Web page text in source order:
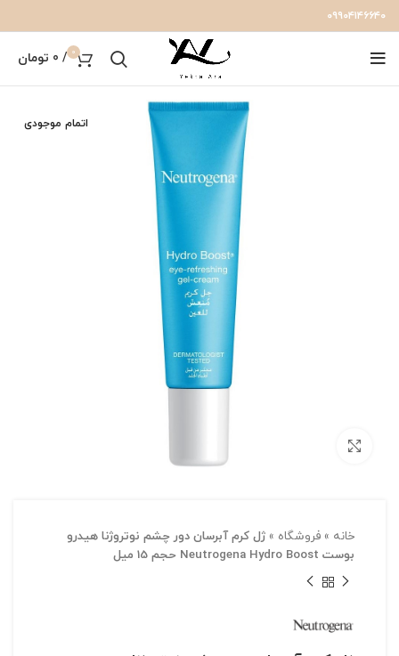
۰۹۹۰۴۱۴۶۶۴۰
0
/
0 تومان
اتمام موجودی
خانه » فروشگاه » ژل کرم آبرسان دور چشم نوتروژنا هیدرو
بوست Neutrogena Hydro Boost حجم 15 میل